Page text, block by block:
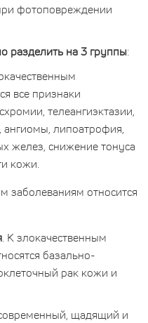
фотоповреждении
на 3 группы:
все признаки
телеангиэктазии,
ангиомы, липоатрофия,
желез, снижение тонуса
кожи.
заболеваниям относится
. К злокачественным
базально-
рак кожи и
щадящий и